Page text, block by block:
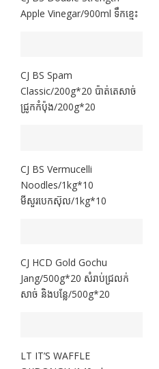
Apple Vinegar/900ml ទឹកខ្មេះ
CJ BS Spam
Classic/200g*20 ប៉ាត់តេសាច់
ជ្រូកកំប៉ុង/200g*20
CJ BS Vermucelli
Noodles/1kg*10
មីសួរបេកស៊ុល/1kg*10
CJ HCD Gold Gochu
Jang/500g*20 សំរាប់ជ្រលក់
សាច់ និងបន្លែ/500g*20
LT IT’S WAFFLE